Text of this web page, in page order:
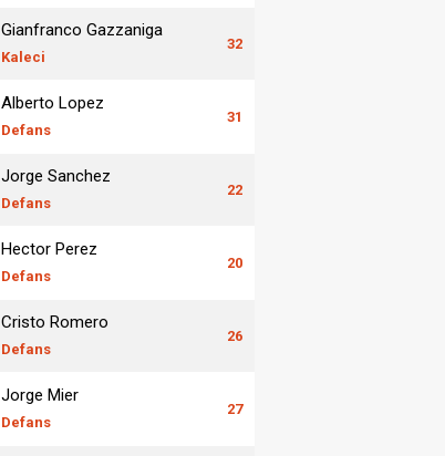
Gianfranco Gazzaniga
Kaleci
32
Alberto Lopez
Defans
31
Jorge Sanchez
Defans
22
Hector Perez
Defans
20
Cristo Romero
Defans
26
Jorge Mier
Defans
27